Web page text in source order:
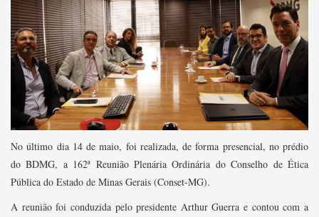
No último dia 14 de maio, foi realizada, de forma presencial, no prédio
do BDMG, a 162ª Reunião Plenária Ordinária do Conselho de Ética
Pública do Estado de Minas Gerais (Conset-MG).
A reunião foi conduzida pelo presidente Arthur Guerra e contou com a